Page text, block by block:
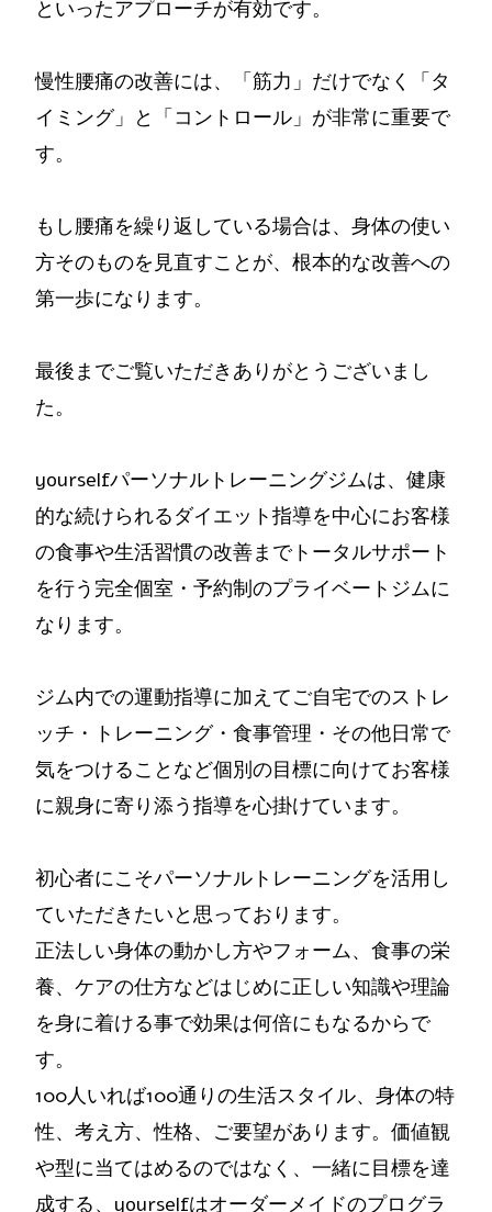
といったアプローチが有効です。
慢性腰痛の改善には、「筋力」だけでなく「タ
イミング」と「コントロール」が非常に重要で
す。
もし腰痛を繰り返している場合は、身体の使い
方そのものを見直すことが、根本的な改善への
第一歩になります。
最後までご覧いただきありがとうございまし
た。
yourselfパーソナルトレーニングジムは、健康
的な続けられるダイエット指導を中心にお客様
の食事や生活習慣の改善までトータルサポート
を行う完全個室・予約制のプライベートジムに
なります。
ジム内での運動指導に加えてご自宅でのストレ
ッチ・トレーニング・食事管理・その他日常で
気をつけることなど個別の目標に向けてお客様
に親身に寄り添う指導を心掛けています。
初心者にこそパーソナルトレーニングを活用し
ていただきたいと思っております。
正法しい身体の動かし方やフォーム、食事の栄
養、ケアの仕方などはじめに正しい知識や理論
を身に着ける事で効果は何倍にもなるからで
す。
100人いれば100通りの生活スタイル、身体の特
性、考え方、性格、ご要望があります。価値観
や型に当てはめるのではなく、一緒に目標を達
成する、yourselfはオーダーメイドのプログラ